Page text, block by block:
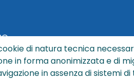
©
Sisters
di natura tecnica
in forma anonimizzata e di
in assenza di sistemi